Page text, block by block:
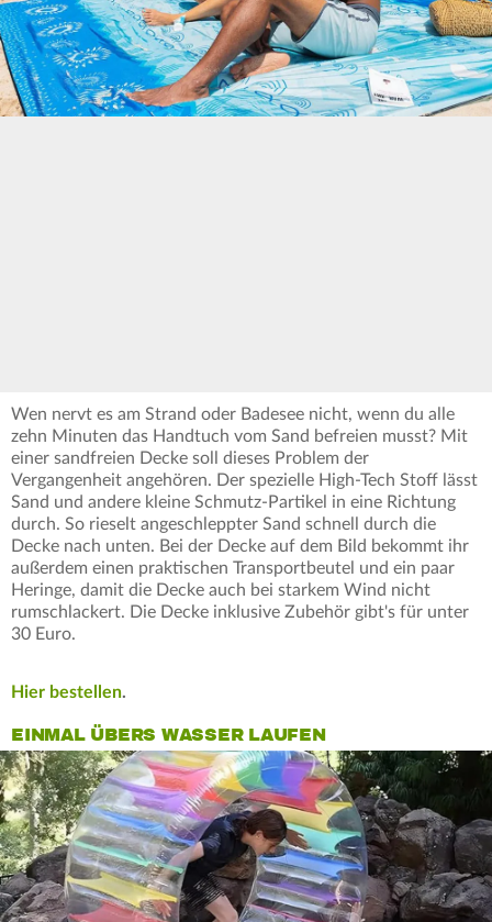
Wen nervt es am Strand oder Badesee nicht, wenn du alle
zehn Minuten das Handtuch vom Sand befreien musst? Mit
einer sandfreien Decke soll dieses Problem der
Vergangenheit angehören. Der spezielle High-Tech Stoff lässt
Sand und andere kleine Schmutz-Partikel in eine Richtung
durch. So rieselt angeschleppter Sand schnell durch die
Decke nach unten. Bei der Decke auf dem Bild bekommt ihr
außerdem einen praktischen Transportbeutel und ein paar
Heringe, damit die Decke auch bei starkem Wind nicht
rumschlackert. Die Decke inklusive Zubehör gibt's für unter
30 Euro.
Hier bestellen.
EINMAL ÜBERS WASSER LAUFEN